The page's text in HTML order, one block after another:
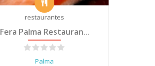
restaurantes
Fera Palma Restauran...
Palma